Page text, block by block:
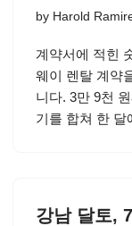
by Harold
계약서에 적힌
웨이 렌탈 계약
니다. 3만 9천
기를 합쳐 한 달
강남 달토,